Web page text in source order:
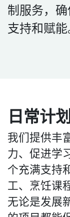
制服务，
支持和赋能
日常计
我们提供丰
力、促进学
个充满支持
工、烹饪课
无论是发展